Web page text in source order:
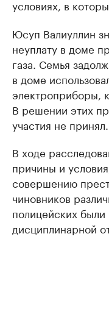
условиях, в
Юсуп Валиуллин
неуплату в доме
газа. Семья
в доме
электроприборы,
В решении этих
участия не принял.
В ходе
причины и
совершению
чиновников
полицейских
дисциплинарной